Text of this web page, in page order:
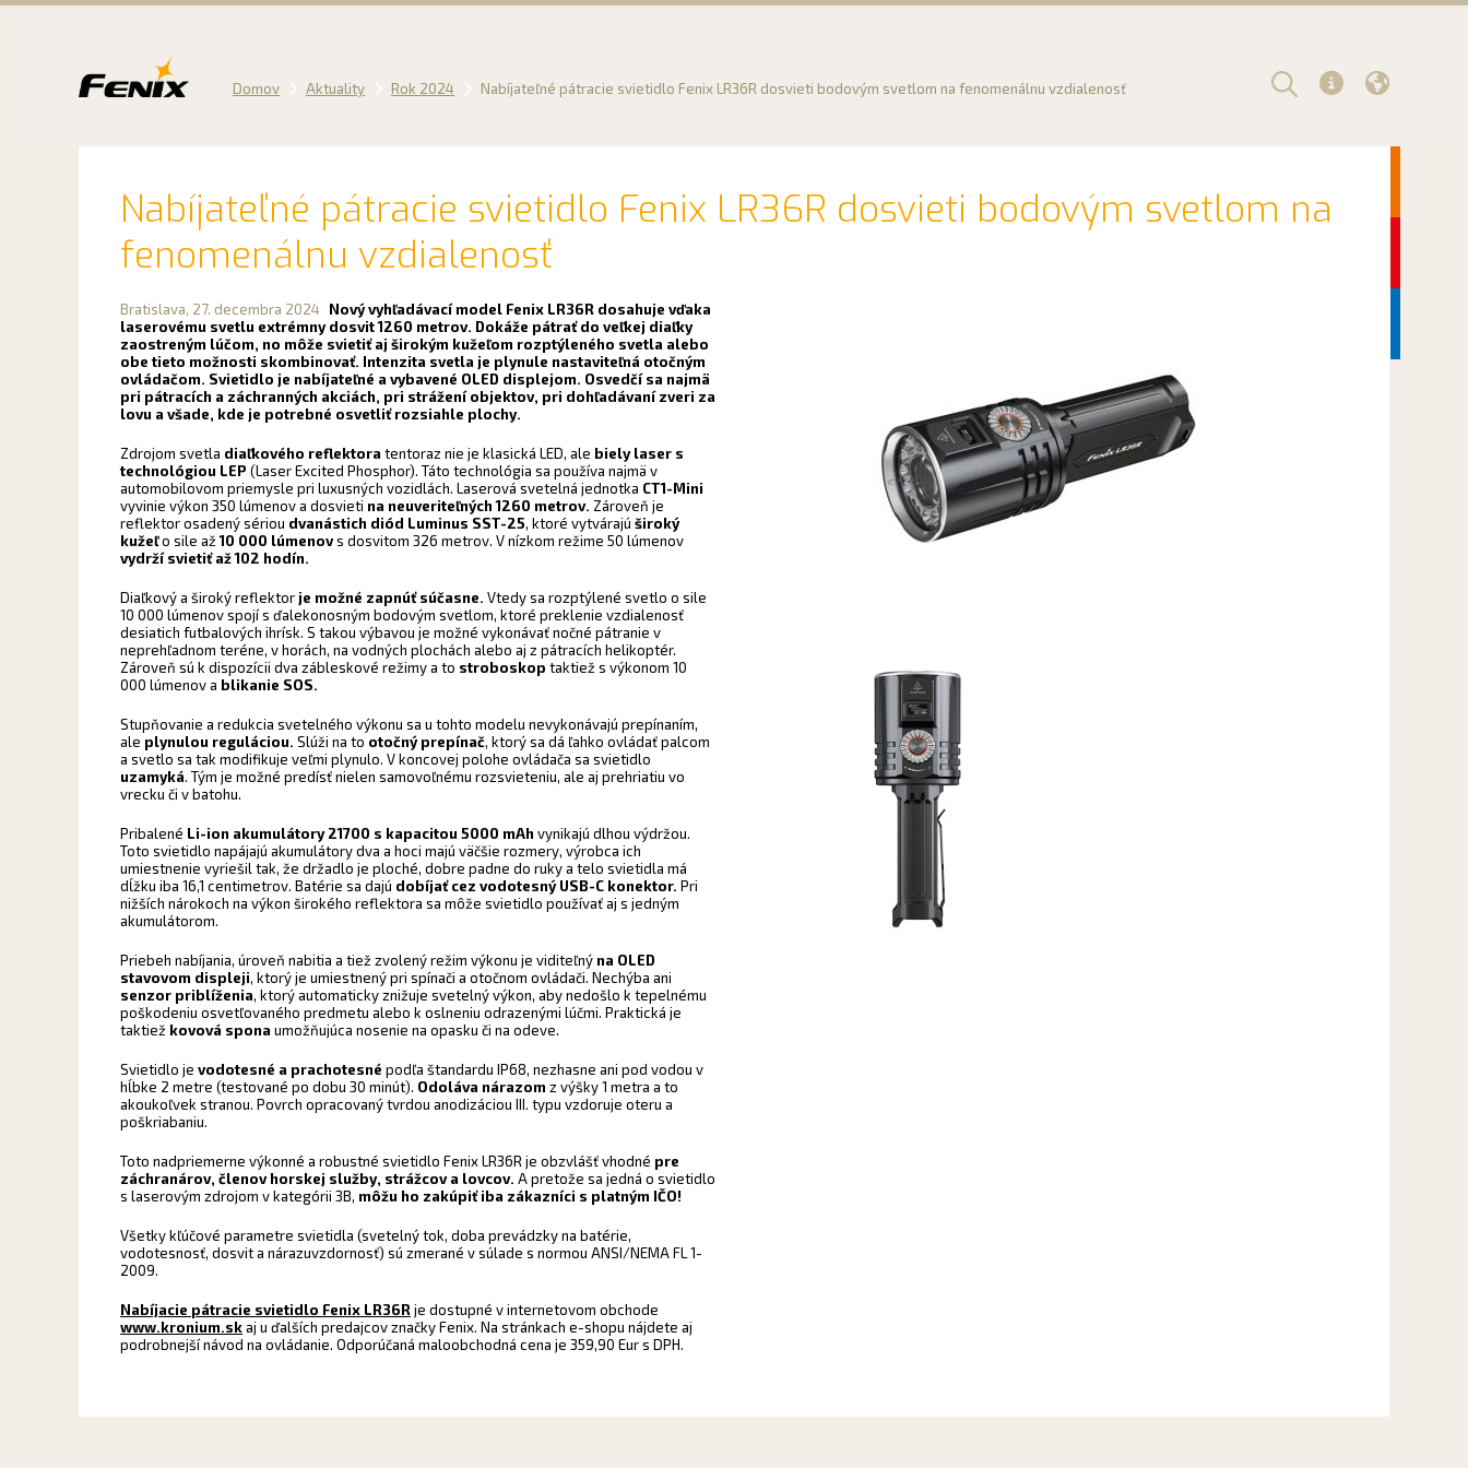
Domov Aktuality Rok 2024 Nabíjateľné pátracie svietidlo Fenix LR36R dosvieti bodovým svetlom na fenomenálnu vzdialenosť
Nabíjateľné pátracie svietidlo Fenix LR36R dosvieti bodovým svetlom na
fenomenálnu vzdialenosť
Bratislava, 27. decembra 2024
Nový vyhľadávací model Fenix LR36R dosahuje vďaka
laserovému svetlu extrémny dosvit 1260 metrov. Dokáže pátrať do veľkej diaľky
zaostreným lúčom, no môže svietiť aj širokým kužeľom rozptýleného svetla alebo
obe tieto možnosti skombinovať. Intenzita svetla je plynule nastaviteľná otočným
ovládačom. Svietidlo je nabíjateľné a vybavené OLED displejom. Osvedčí sa najmä
pri pátracích a záchranných akciách, pri strážení objektov, pri dohľadávaní zveri za
lovu a všade, kde je potrebné osvetliť rozsiahle plochy.
Zdrojom svetla diaľkového reflektora tentoraz nie je klasická LED, ale biely laser s
technológiou LEP (Laser Excited Phosphor). Táto technológia sa používa najmä v
automobilovom priemysle pri luxusných vozidlách. Laserová svetelná jednotka CT1-Mini
vyvinie výkon 350 lúmenov a dosvieti na neuveriteľných 1260 metrov. Zároveň je
reflektor osadený sériou dvanástich diód Luminus SST-25, ktoré vytvárajúširoký
kužeľo sile až10 000 lúmenovs dosvitom 326 metrov. V nízkom režime 50 lúmenov
vydrží svietiť až 102 hodín.
Diaľkový a široký reflektor je možné zapnúť súčasne. Vtedy sa rozptýlené svetlo o sile
10 000 lúmenov spojí s ďalekonosným bodovým svetlom, ktoré preklenie vzdialenosť
desiatich futbalových ihrísk. S takou výbavou je možné vykonávať nočné pátranie v
neprehľadnom teréne, v horách, na vodných plochách alebo aj z pátracích helikoptér.
Zároveň sú k dispozícii dva zábleskové režimy a to stroboskop taktiež s výkonom 10
000 lúmenov a blikanie SOS.
Stupňovanie a redukcia svetelného výkonu sa u tohto modelu nevykonávajú prepínaním,
ale plynulou reguláciou. Slúži na to otočný prepínač, ktorý sa dá ľahko ovládať palcom
a svetlo sa tak modifikuje veľmi plynulo. V koncovej polohe ovládača sa svietidlo
uzamyká. Tým je možné predísť nielen samovoľnému rozsvieteniu, ale aj prehriatiu vo
vrecku či v batohu.
Pribalené Li-ion akumulátory 21700 s kapacitou 5000 mAh vynikajú dlhou výdržou.
Toto svietidlo napájajú akumulátory dva a hoci majú väčšie rozmery, výrobca ich
umiestnenie vyriešil tak, že držadlo je ploché, dobre padne do ruky a telo svietidla má
dĺžku iba 16,1 centimetrov. Batérie sa dajú dobíjať cez vodotesný USB-C konektor. Pri
nižších nárokoch na výkon širokého reflektora sa môže svietidlo používať aj s jedným
akumulátorom.
Priebeh nabíjania, úroveň nabitia a tiež zvolený režim výkonu je viditeľný na OLED
stavovom displeji, ktorý je umiestnený pri spínači a otočnom ovládači. Nechýba ani
senzor priblíženia, ktorý automaticky znižuje svetelný výkon, aby nedošlo k tepelnému
poškodeniu osvetľovaného predmetu alebo k oslneniu odrazenými lúčmi. Praktická je
taktiež kovová spona umožňujúca nosenie na opasku či na odeve.
Svietidlo jevodotesné a prachotesné podľa štandardu IP68, nezhasne ani pod vodou v
hĺbke 2 metre (testované po dobu 30 minút). Odoláva nárazom z výšky 1 metra a to
akoukoľvek stranou. Povrch opracovaný tvrdou anodizáciou III. typu vzdoruje oteru a
poškriabaniu.
Toto nadpriemerne výkonné a robustné svietidlo Fenix LR36R je obzvlášť vhodné pre
záchranárov, členov horskej služby, strážcov a lovcov. A pretože sa jedná o svietidlo
s laserovým zdrojom v kategórii 3B, môžu ho zakúpiť iba zákazníci s platným IČO!
Všetky kľúčové parametre svietidla (svetelný tok, doba prevádzky na batérie,
vodotesnosť, dosvit a nárazuvzdornosť) sú zmerané v súlade s normou ANSI/NEMA FL 1-
2009.
Nabíjacie pátracie svietidlo Fenix LR36Rje dostupné v internetovom obchode
www.kronium.skaj u ďalších predajcov značky Fenix. Na stránkach e-shopu nájdete aj
podrobnejší návod na ovládanie. Odporúčaná maloobchodná cena je 359,90 Eur s DPH.